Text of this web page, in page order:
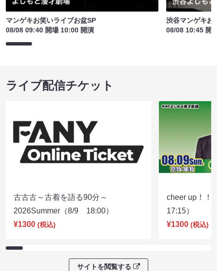
マンゲキお笑いライブお盆SP
08/08 09:40 開場 10:00 開演
渋谷マンゲキ
08/08 10:45 開
ライブ配信チケット
古古古～古着を語る90分～
2026Summer（8/9 18:00）
¥1300 (税込)
cheer up！
17:15）
¥1300 (税込)
サイトを閲覧する